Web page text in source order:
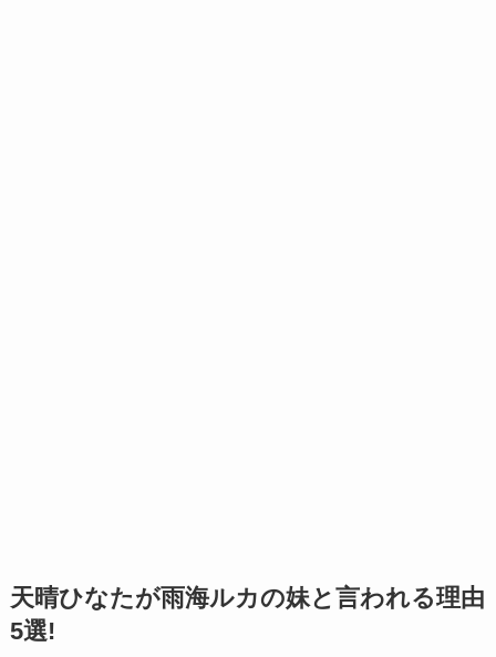
天晴ひなたが雨海ルカの妹と言われる理由
5選!